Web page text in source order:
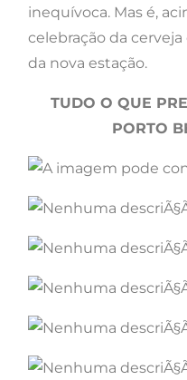
inequívoca. Mas é,
celebração da
da nova estação.
TUDO O QUE
PORTO